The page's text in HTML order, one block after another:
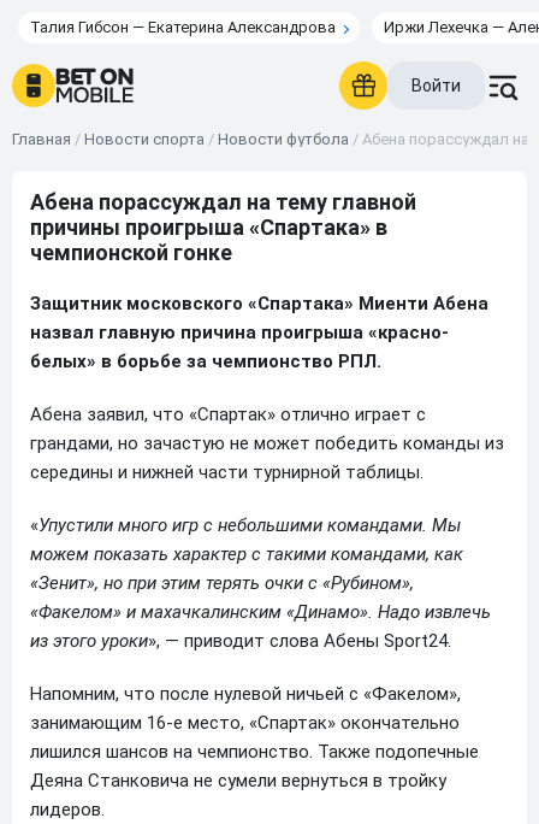
Талия Гибсон — Екатерина Александрова Иржи Лехечка —
Войти
Главная / Новости спорта / Новости футбола / Абена порассуждал на
Абена порассуждал на тему главной
причины проигрыша «Спартака» в
чемпионской гонке
Защитник московского «Спартака» Миенти Абена
назвал главную причина проигрыша «красно-
белых» в борьбе за чемпионство РПЛ.
Абена заявил, что «Спартак» отлично играет с
грандами, но зачастую не может победить команды из
середины и нижней части турнирной таблицы.
«Упустили много игр с небольшими командами. Мы
можем показать характер с такими командами, как
«Зенит», но при этим терять очки с «Рубином»,
«Факелом» и махачкалинским «Динамо». Надо извлечь
из этого уроки», — приводит слова Абены Sport24.
Напомним, что после нулевой ничьей с «Факелом»,
занимающим 16-е место, «Спартак» окончательно
лишился шансов на чемпионство. Также подопечные
Деяна Станковича не сумели вернуться в тройку
лидеров.